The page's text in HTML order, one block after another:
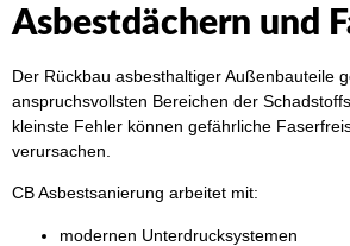
Asbestdächern und
Der Rückbau asbesthaltiger Außenbauteile
anspruchsvollsten Bereichen der
kleinste Fehler können gefährliche
verursachen.
CB Asbestsanierung arbeitet mit:
modernen Unterdrucksystemen